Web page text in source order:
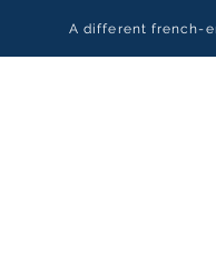
A different french-